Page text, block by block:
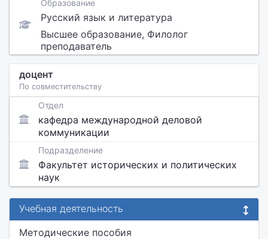
Образование
Русский язык и литература
Высшее образование, Филолог
преподаватель
доцент
По совместительству
Отдел
кафедра международной деловой
коммуникации
Подразделение
Факультет исторических и политических
наук
Учебная деятельность
Методические пособия